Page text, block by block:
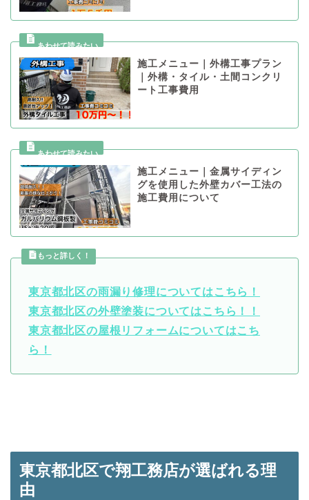
施工メニュー｜外構工事プラン
｜外構・タイル・土間コンクリ
ート工事費用
施工メニュー｜金属サイディン
グを使用した外壁カバー工法の
施工費用について
もっと詳しく！
東京都北区の雨漏り修理についてはこちら！
東京都北区の外壁塗装についてはこちら！！
東京都北区の屋根リフォームについてはこち
ら！
東京都北区で翔工務店が選ばれる理
由